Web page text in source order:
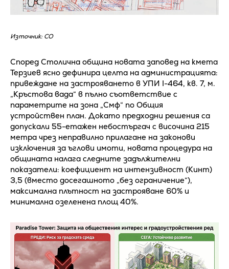
Източник: СО
Според Столична община новата заповед на кмета
Терзиев ясно дефинира целта на администрацията:
привеждане на застрояването в УПИ I-464, кв. 7, м.
„Кръстова вада“ в пълно съответствие с
параметрите на зона „Смф“ по Общия
устройствен план. Докато предходни решения са
допускали 55-етажен небостъргач с височина 215
метра чрез неправилно прилагане на законови
изключения за ъглови имоти, новата процедура на
общината налага следните задължителни
показатели: коефициент на интензивност (Кинт)
3,5 (вместо досегашното „без ограничение“),
максимална плътност на застрояване 60% и
минимална озеленена площ 40%.